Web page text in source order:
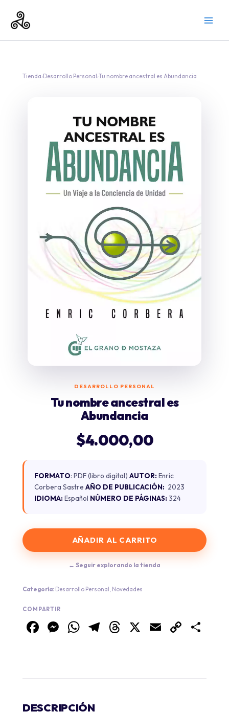
contenido
Tienda› Desarrollo Personal ›Tu nombre ancestral es Abundancia
DESARROLLO PERSONAL
Tu nombre ancestral es
Abundancia
$4.000,00
FORMATO: PDF (libro digital) AUTOR: Enric
Corbera Sastre AÑO DE PUBLICACIÓN: 2023
IDIOMA: Español NÚMERO DE PÁGINAS: 324
AÑADIR AL CARRITO
← Seguir explorando la tienda
Categoría: Desarrollo Personal , Novedades
COMPARTIR
Facebook
Messenger
WhatsApp
Telegram
Threads
X EmailCopy
DESCRIPCIÓN